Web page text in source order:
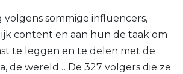
volgens sommige influencers,
content en aan hun de taak om
te leggen en te delen met de
de wereld… De 327 volgers die ze